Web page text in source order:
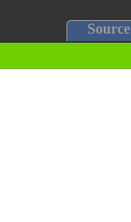
Source